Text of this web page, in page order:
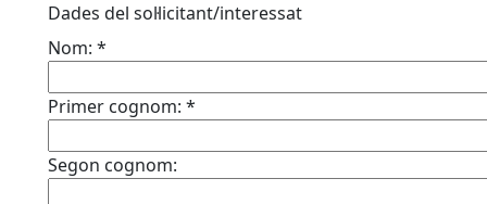
Dades del sol·licitant/interessat
Nom: *
Primer cognom: *
Segon cognom: